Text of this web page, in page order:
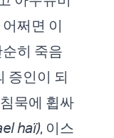
쩌면 이
히 죽음
증인이 되
묵에 휩싸
haï), 이스